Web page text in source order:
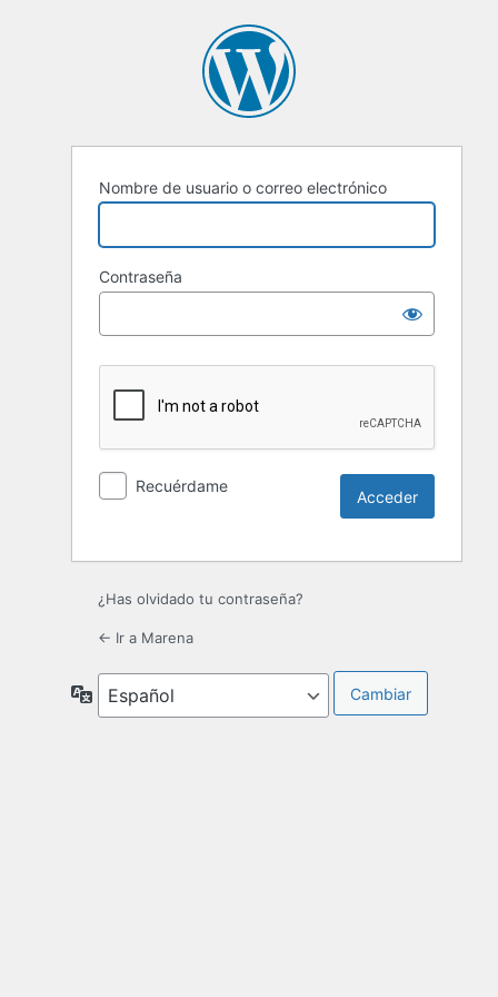
Nombre de usuario o correo electrónico
Contraseña
Recuérdame
¿Has olvidado tu contraseña?
← Ir a Marena
Idioma